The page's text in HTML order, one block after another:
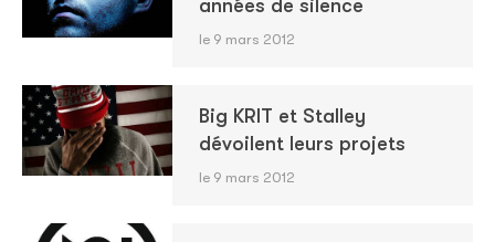
années de silence
le 9 mars 2012
Big KRIT et Stalley
dévoilent leurs projets
le 9 mars 2012